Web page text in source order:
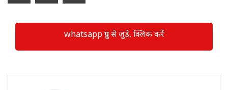
whatsapp ग्रुप से जुड़े, क्लिक करें